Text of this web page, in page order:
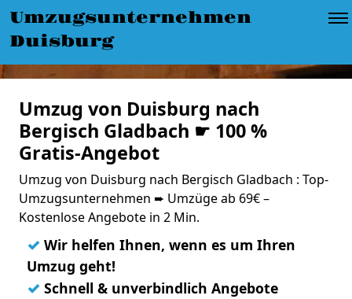
Umzugsunternehmen
Duisburg
Umzug von Duisburg nach
Bergisch Gladbach ☛ 100 %
Gratis-Angebot
Umzug von Duisburg nach Bergisch Gladbach : Top-
Umzugsunternehmen ➨ Umzüge ab 69€ –
Kostenlose Angebote in 2 Min.
✓ Wir helfen Ihnen, wenn es um Ihren
Umzug geht!
✓ Schnell & unverbindlich Angebote